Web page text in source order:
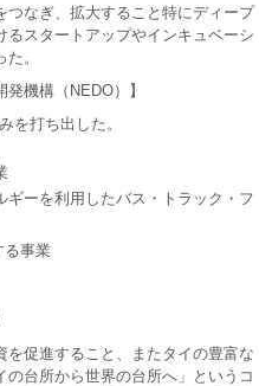
つなぎ、拡大すること特にディープ
スタートアップやインキュベーシ
。
機構（NEDO）】
を打ち出した。
ーを利用したバス・トラック・フ
る事業
を促進すること、またタイの豊富な
台所から世界の台所へ」というコ